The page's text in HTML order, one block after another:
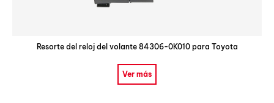
Resorte del reloj del volante 84306-0K010 para Toyota
Ver más